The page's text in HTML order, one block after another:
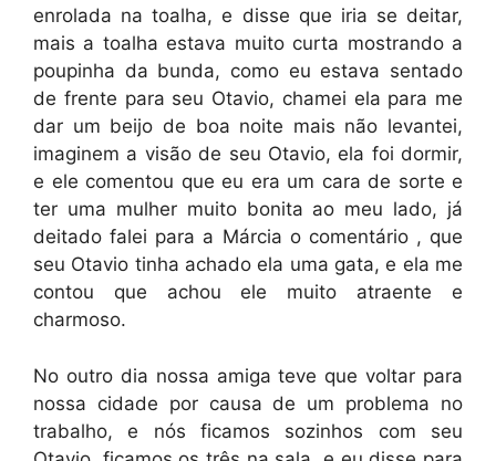
enrolada na toalha, e disse que iria se deitar,
mais a toalha estava muito curta mostrando a
poupinha da bunda, como eu estava sentado
de frente para seu Otavio, chamei ela para me
dar um beijo de boa noite mais não levantei,
imaginem a visão de seu Otavio, ela foi dormir,
e ele comentou que eu era um cara de sorte e
ter uma mulher muito bonita ao meu lado, já
deitado falei para a Márcia o comentário , que
seu Otavio tinha achado ela uma gata, e ela me
contou que achou ele muito atraente e
charmoso.
No outro dia nossa amiga teve que voltar para
nossa cidade por causa de um problema no
trabalho, e nós ficamos sozinhos com seu